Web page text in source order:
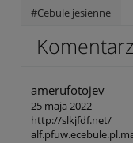
#Cebule jesienne
amerufotojev
25 maja 2022
http://